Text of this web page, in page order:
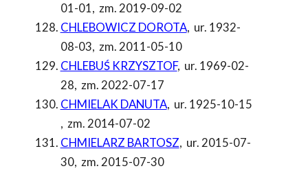
01-01, zm. 2019-09-02
CHLEBOWICZ DOROTA, ur. 1932-
08-03, zm. 2011-05-10
CHLEBUŚ KRZYSZTOF, ur. 1969-02-
28, zm. 2022-07-17
CHMIELAK DANUTA, ur. 1925-10-15
, zm. 2014-07-02
CHMIELARZ BARTOSZ, ur. 2015-07-
30, zm. 2015-07-30